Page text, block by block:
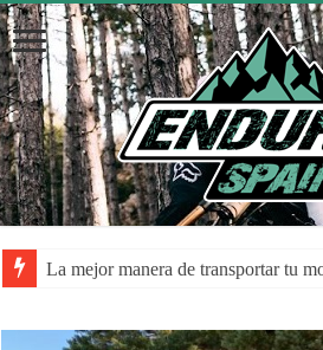
La mejor manera de transportar tu